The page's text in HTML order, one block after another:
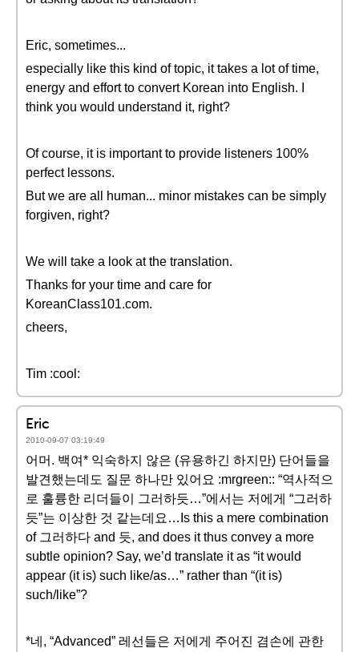
Eric, sometimes...
especially like this kind of topic, it takes a lot of time,
energy and effort to convert Korean into English. I
think you would understand it, right?
Of course, it is important to provide listeners 100%
perfect lessons.
But we are all human... minor mistakes can be simply
forgiven, right?
We will take a look at the translation.
Thanks for your time and care for
KoreanClass101.com.
cheers,
Tim :cool:
Eric
2010-09-07 03:19:49
어머. 백여* 익숙하지 않은 (유용하긴 하지만) 단어들을
발견했는데도 질문 하나만 있어요 :mrgreen:: “역사적으
로 훌륭한 리더들이 그러하듯…”에서는 저에게 “그러하
듯”는 이상한 것 같는데요…Is this a mere combination
of 그러하다 and 듯, and does it thus convey a more
subtle opinion? Say, we’d translate it as “it would
appear (it is) such like/as…” rather than “(it is)
such/like”?
*네, “Advanced” 레선들은 저에게 주어진 겸손에 관한